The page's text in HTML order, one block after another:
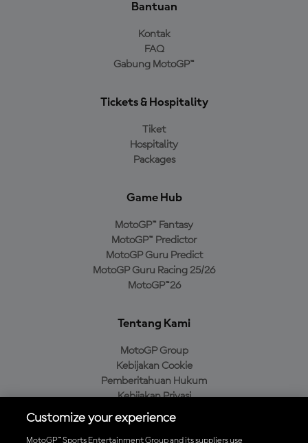
Bantuan
Kontak
FAQ
Gabung MotoGP™
Tickets & Hospitality
Tiket
Hospitality
Packages
Game Hub
MotoGP™ Fantasy
MotoGP™ Predictor
MotoGP Guru Predict
MotoGP Guru Racing 25/26
MotoGP™26
Tentang Kami
MotoGP Group
Kebijakan Cookie
Pemberitahuan Hukum
Kebijakan Privasi
Kebijakan Pembelian
Customize your experience
MotoGP™ Sports Entertainment Group and its suppliers use